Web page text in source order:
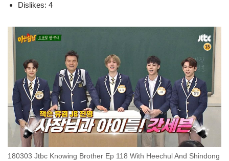
Dislikes: 4
180303 Jtbc Knowing Brother Ep 118 With Heechul And Shindong